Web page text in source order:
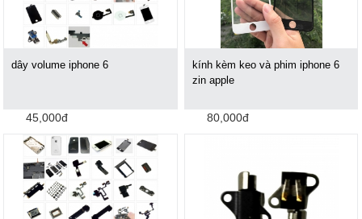
dây volume iphone 6
45,000đ
kính kèm keo và phim iphone 6
zin apple
80,000đ